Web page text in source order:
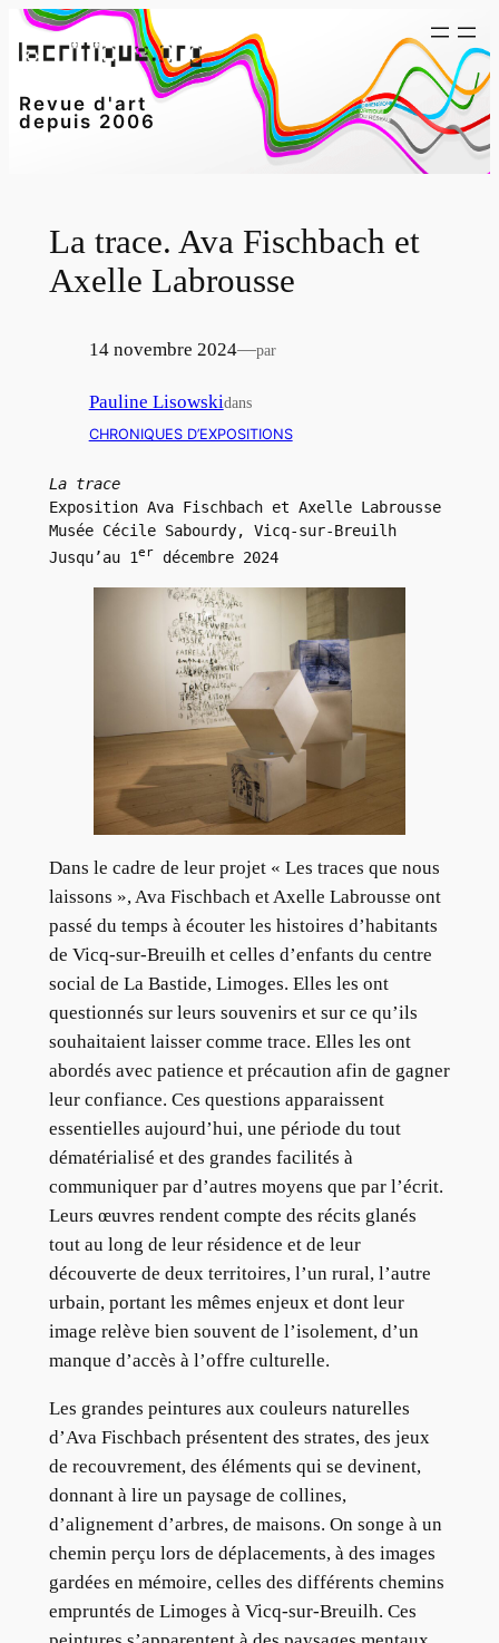
Aller
au
Revue d'art
depuis 2006
La trace. Ava Fischbach et
Axelle Labrousse
14 novembre 2024—par
Pauline Lisowskidans
CHRONIQUES D’EXPOSITIONS
La trace
Exposition Ava Fischbach et Axelle Labrousse
Musée Cécile Sabourdy, Vicq-sur-Breuilh
Jusqu’au 1er décembre 2024
Dans le cadre de leur projet « Les traces que nous
laissons », Ava Fischbach et Axelle Labrousse ont
passé du temps à écouter les histoires d’habitants
de Vicq-sur-Breuilh et celles d’enfants du centre
social de La Bastide, Limoges. Elles les ont
questionnés sur leurs souvenirs et sur ce qu’ils
souhaitaient laisser comme trace. Elles les ont
abordés avec patience et précaution afin de gagner
leur confiance. Ces questions apparaissent
essentielles aujourd’hui, une période du tout
dématérialisé et des grandes facilités à
communiquer par d’autres moyens que par l’écrit.
Leurs œuvres rendent compte des récits glanés
tout au long de leur résidence et de leur
découverte de deux territoires, l’un rural, l’autre
urbain, portant les mêmes enjeux et dont leur
image relève bien souvent de l’isolement, d’un
manque d’accès à l’offre culturelle.
Les grandes peintures aux couleurs naturelles
d’Ava Fischbach présentent des strates, des jeux
de recouvrement, des éléments qui se devinent,
donnant à lire un paysage de collines,
d’alignement d’arbres, de maisons. On songe à un
chemin perçu lors de déplacements, à des images
gardées en mémoire, celles des différents chemins
empruntés de Limoges à Vicq-sur-Breuilh. Ces